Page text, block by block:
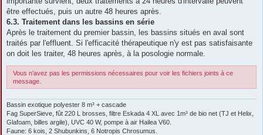
être effectués, puis un autre 48 heures après.
6.3. Traitement dans les bassins en série
Après le traitement du premier bassin, les bassins situés en aval sont
traités par l'effluent. Si l'efficacité thérapeutique n'y est pas satisfaisante
on doit les traiter, 48 heures après, à la posologie normale.
Vous n’avez pas les permissions nécessaires pour voir les fichiers joints à ce
message.
Bassin exotique polyester 8 m³ + cascade
Fag SuperSieve, fût 220 L brosses, filtre Eskada 4 XL avec 1m³ de bio net (TJ et Helix,
Glafoam, billes argile), UVC 40 W, pompe à air Hailea V60.
Faune: 6 kois, 2 Shubunkins, 6 Notropis Chrosumus.